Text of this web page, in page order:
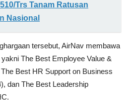
Trs Tanam Ratusan
Nasional
tersebut, AirNav membawa
The Best Employee Value &
Best HR Support on Business
dan The Best Leadership